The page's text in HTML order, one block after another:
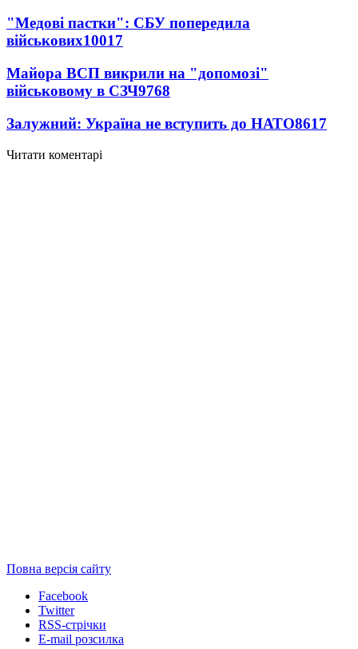
"Медові пастки": СБУ попередила
військових10017
Майора ВСП викрили на "допомозі"
військовому в СЗЧ9768
Залужний: Україна не вступить до НАТО8617
Читати коментарі
Повна версія сайту
Facebook
Twitter
RSS-стрічки
E-mail розсилка